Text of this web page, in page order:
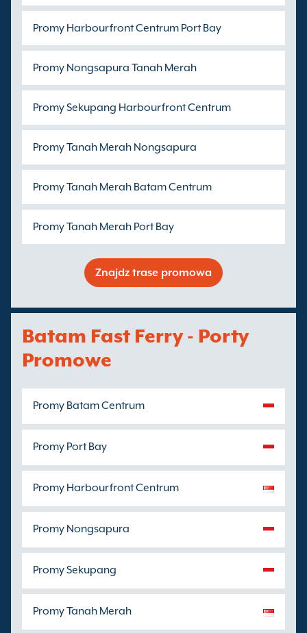
Promy Harbourfront Centrum Port Bay
Promy Nongsapura Tanah Merah
Promy Sekupang Harbourfront Centrum
Promy Tanah Merah Nongsapura
Promy Tanah Merah Batam Centrum
Promy Tanah Merah Port Bay
Znajdz trase promowa
Batam Fast Ferry - Porty
Promowe
Promy Batam Centrum
Promy Port Bay
Promy Harbourfront Centrum
Promy Nongsapura
Promy Sekupang
Promy Tanah Merah